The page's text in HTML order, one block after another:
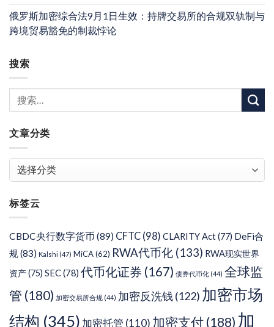
俄罗斯加密综合法9月1日生效：持牌交易所的合规双轨制与
跨境贸易豁免的制裁悖论
搜索
文章分类
类
标签云
CBDC央行数字货币 (89) CFTC (98) CLARITY Act(77) DeFi合
规(83) Kalshi (47) MiCA(62) RWA代币化 (133) RWA现实世界
资产(75) SEC(78) 代币化证券 (167) 债券代币化 (44) 全球监
管 (180) 加密交易所合规 (44) 加密反洗钱 (122) 加密市场
结构 (345) 加密托管 (110) 加密支付 (188) 加